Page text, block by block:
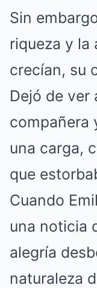
Sin
riqueza y la
crecían, su
Dejó de ver
compañera
una carga,
que
Cuando
una noticia
alegría
naturaleza